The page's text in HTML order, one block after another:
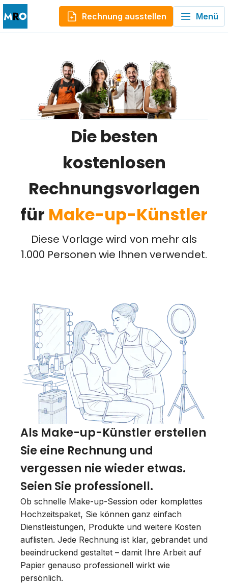
Rechnung ausstellen Menü
Die besten
kostenlosen
Rechnungsvorlagen
für Make-up-Künstler
Diese Vorlage wird von mehr als
1.000 Personen wie Ihnen verwendet.
Als Make-up-Künstler erstellen
Sie eine Rechnung und
vergessen nie wieder etwas.
Seien Sie professionell.
Ob schnelle Make-up-Session oder komplettes
Hochzeitspaket, Sie können ganz einfach
Dienstleistungen, Produkte und weitere Kosten
auflisten. Jede Rechnung ist klar, gebrandet und
beeindruckend gestaltet – damit Ihre Arbeit auf
Papier genauso professionell wirkt wie
persönlich.